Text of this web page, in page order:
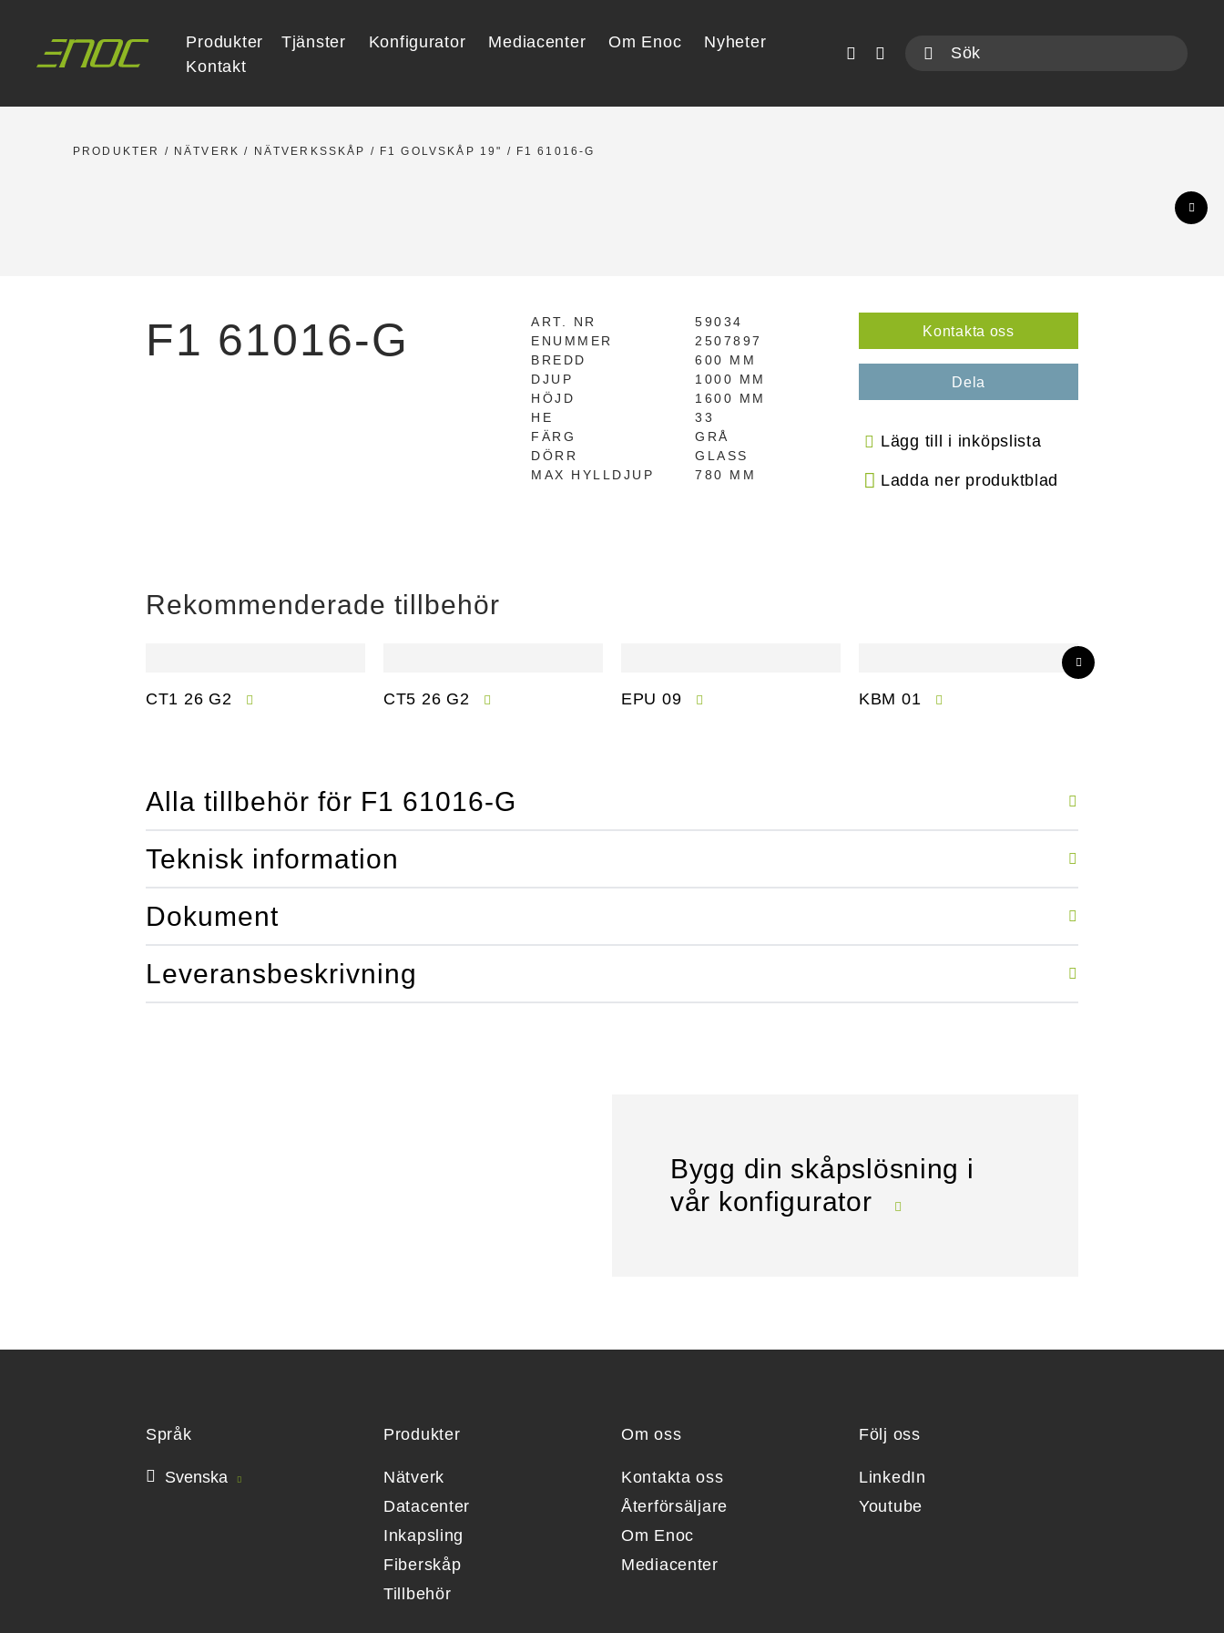
content
Produkter Tjänster Konfigurator Mediacenter Om Enoc
Nyheter
Kontakt
PRODUKTER / NÄTVERK / NÄTVERKSSKÅP / F1 GOLVSKÅP 19" / F1 61016-G
F1 61016-G ART. NR
59034
ENUMMER
2507897
BREDD
600 MM
DJUP
1000 MM
HÖJD
1600 MM
HE
33
FÄRG
GRÅ
DÖRR
GLASS
MAX HYLLDJUP
780 MM
Kontakta oss
Dela
Lägg till i inköpslista
Ladda ner produktblad
Rekommenderade tillbehör
CT1 26 G2 CT5 26 G2 EPU 09 KBM 01
Alla tillbehör för F1 61016-G
Teknisk information
Dokument
Leveransbeskrivning
Bygg din skåpslösning i
vår konfigurator
Språk
Svenska
Produkter
Nätverk
Datacenter
Inkapsling
Fiberskåp
Tillbehör
Om oss
Kontakta oss
Återförsäljare
Om Enoc
Mediacenter
Följ oss
LinkedIn
Youtube